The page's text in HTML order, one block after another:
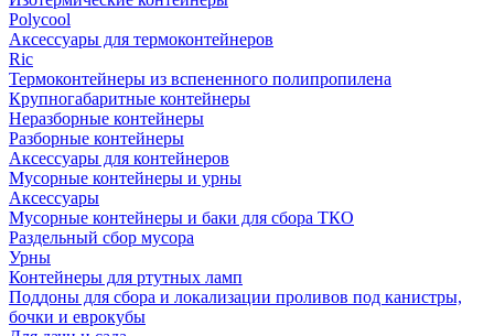
Polycool
Аксессуары для термоконтейнеров
Ric
Термоконтейнеры из вспененного полипропилена
Крупногабаритные контейнеры
Неразборные контейнеры
Разборные контейнеры
Аксессуары для контейнеров
Мусорные контейнеры и урны
Аксессуары
Мусорные контейнеры и баки для сбора ТКО
Раздельный сбор мусора
Урны
Контейнеры для ртутных ламп
Поддоны для сбора и локализации проливов под канистры,
бочки и еврокубы